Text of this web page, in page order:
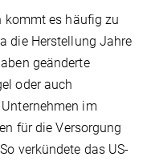
kommt es häufig zu
die Herstellung Jahre
geänderte
oder auch
im
für die Versorgung
verkündete das US-